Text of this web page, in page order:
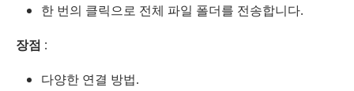
한 번의 클릭으로 전체 파일 폴더를 전송합니다.
장점 :
다양한 연결 방법.